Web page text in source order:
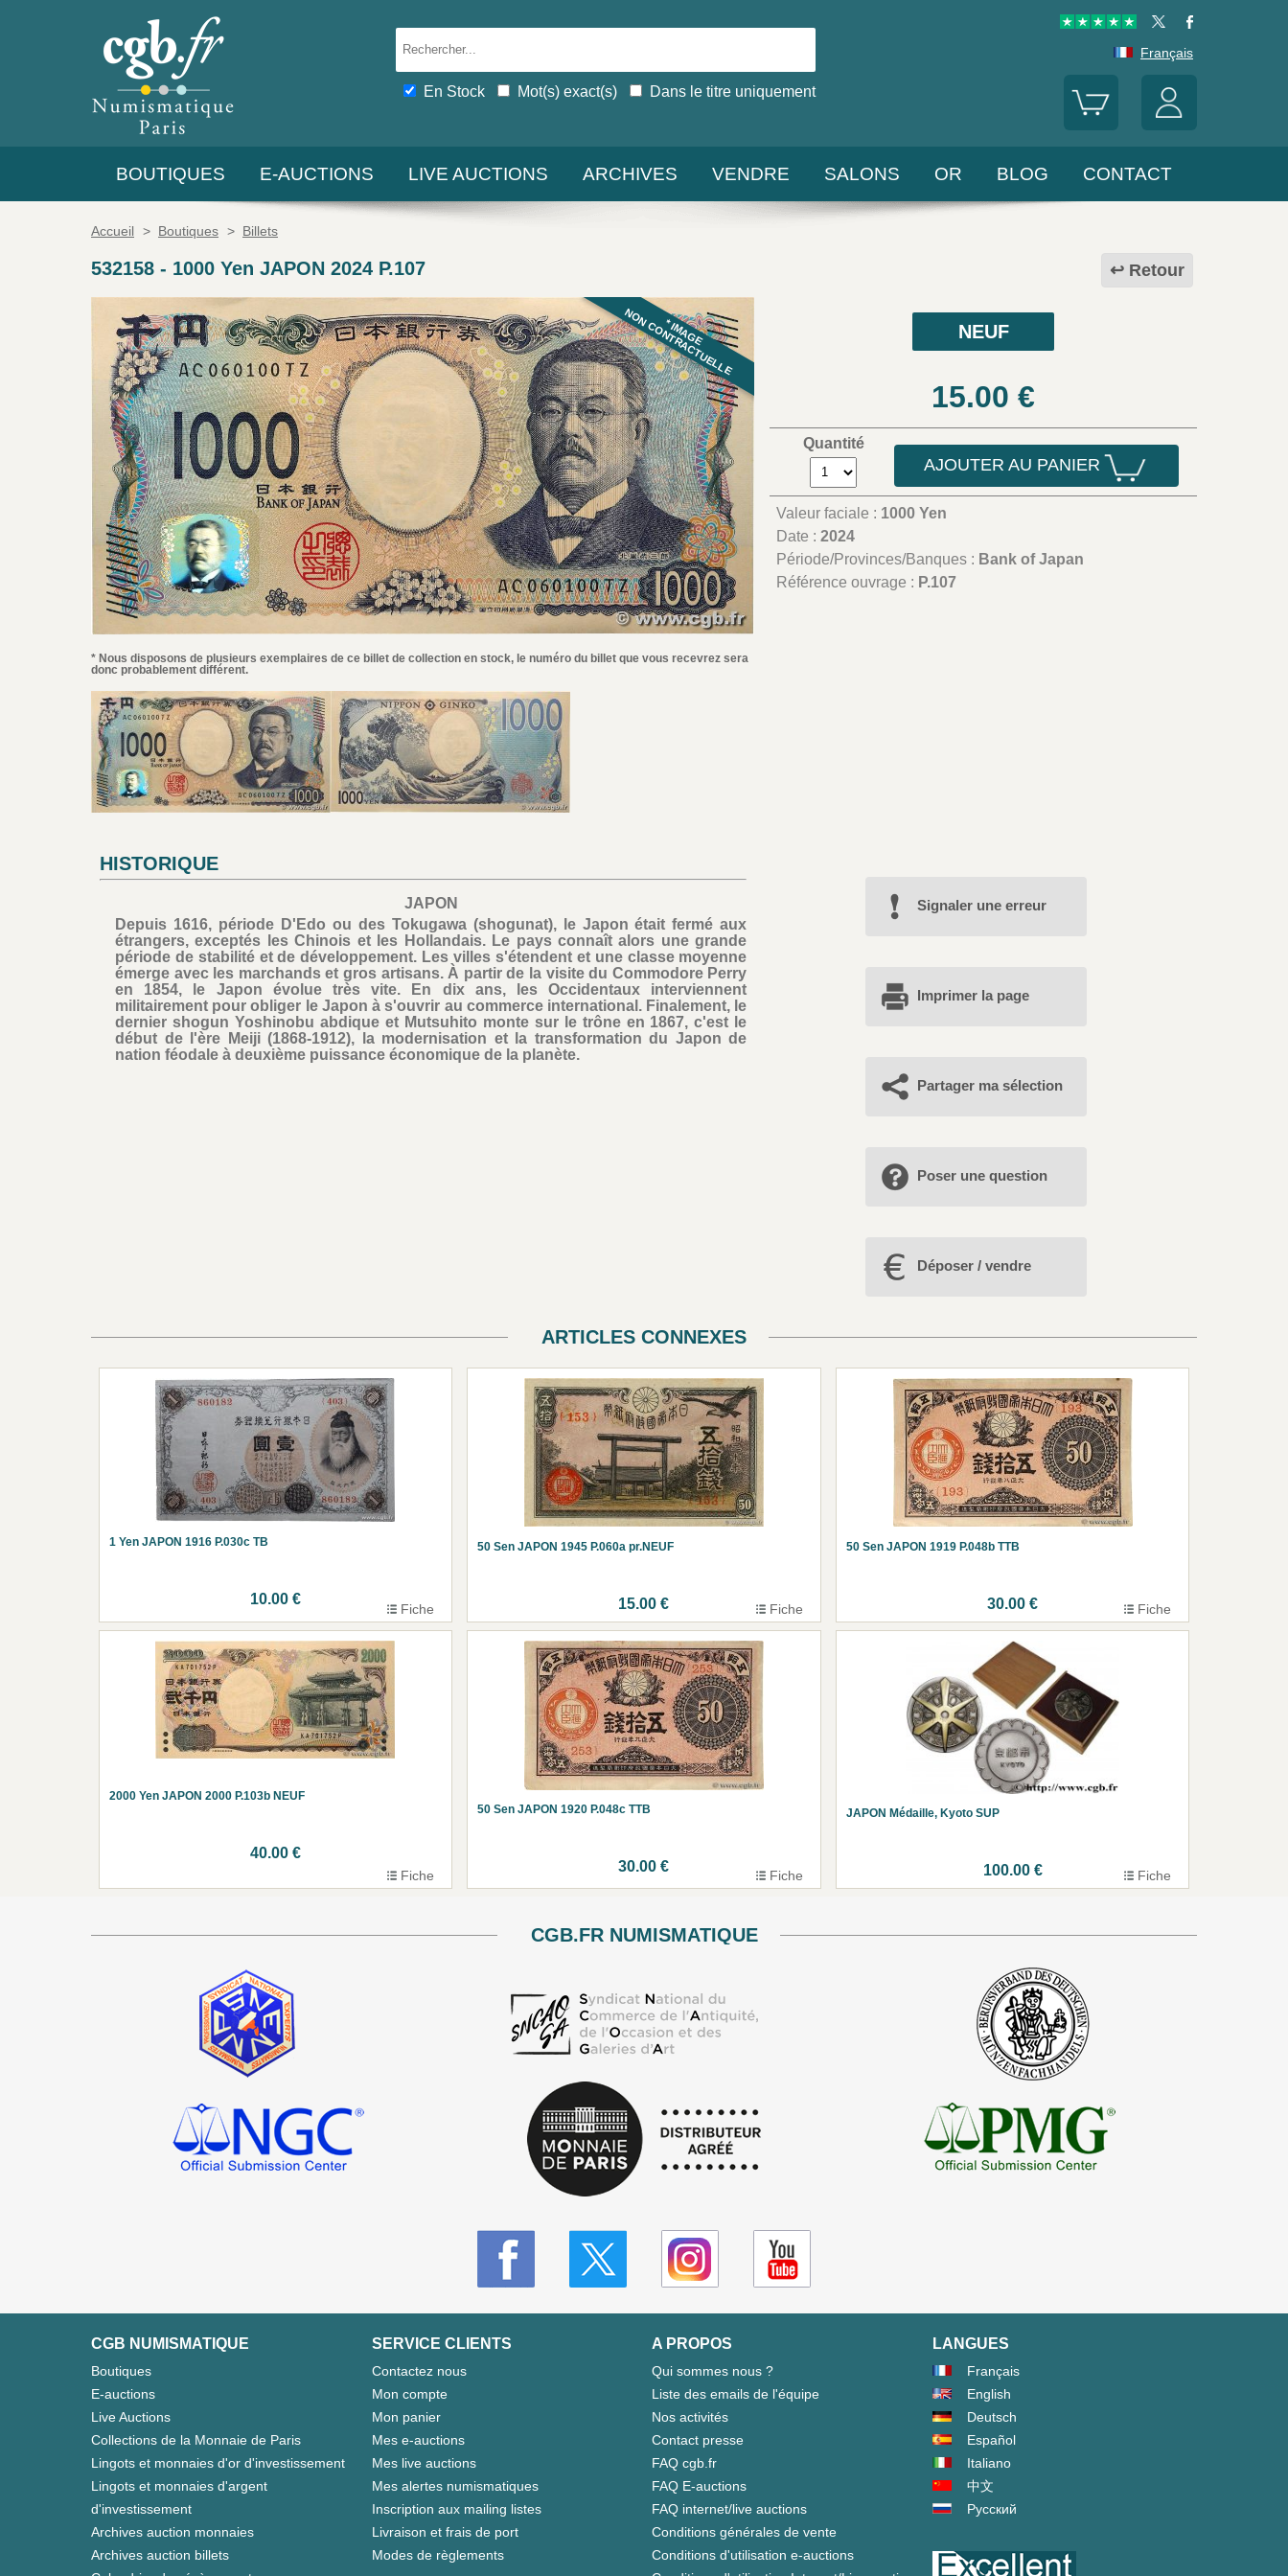
En Stock Mot(s) exact(s) Dans le titre uniquement
Français
BOUTIQUES E-AUCTIONS LIVE AUCTIONS ARCHIVES VENDRE SALONS OR BLOG CONTACT
Accueil > Boutiques > Billets
Retour
532158 - 1000 Yen JAPON 2024 P.107
* IMAGE
NON CONTRACTUELLE
* Nous disposons de plusieurs exemplaires de ce billet de collection en stock, le numéro du billet que vous recevrez sera
donc probablement différent.
NEUF
15.00 €
Quantité
AJOUTER AU PANIER
Valeur faciale : 1000 Yen
Date :2024
Période/Provinces/Banques : Bank of Japan
Référence ouvrage : P.107
HISTORIQUE
JAPON
Depuis 1616, période D'Edo ou des Tokugawa (shogunat), le Japon était fermé aux
étrangers, exceptés les Chinois et les Hollandais. Le pays connaît alors une grande
période de stabilité et de développement. Les villes s'étendent et une classe moyenne
émerge avec les marchands et gros artisans. À partir de la visite du Commodore Perry
en 1854, le Japon évolue très vite. En dix ans, les Occidentaux interviennent
militairement pour obliger le Japon à s'ouvrir au commerce international. Finalement, le
dernier shogun Yoshinobu abdique et Mutsuhito monte sur le trône en 1867, c'est le
début de l'ère Meiji (1868-1912), la modernisation et la transformation du Japon de
nation féodale à deuxième puissance économique de la planète.
Signaler une erreur
Imprimer la page
Partager ma sélection
Poser une question
Déposer / vendre
ARTICLES CONNEXES
1 Yen JAPON 1916 P.030c TB
10.00 €
Fiche
50 Sen JAPON 1945 P.060a pr.NEUF
15.00 € Fiche
50 Sen JAPON 1919 P.048b TTB
30.00 € Fiche
2000 Yen JAPON 2000 P.103b NEUF
40.00 €
Fiche
50 Sen JAPON 1920 P.048c TTB
30.00 €
Fiche
JAPON Médaille, Kyoto SUP
100.00 € Fiche
CGB.FR NUMISMATIQUE
CGB NUMISMATIQUE
Boutiques
E-auctions
Live Auctions
Collections de la Monnaie de Paris
Lingots et monnaies d'or d'investissement
Lingots et monnaies d'argent
d'investissement
Archives auction monnaies
Archives auction billets
SERVICE CLIENTS
Contactez nous
Mon compte
Mon panier
Mes e-auctions
Mes live auctions
Mes alertes numismatiques
Inscription aux mailing listes
Livraison et frais de port
Modes de règlements
A PROPOS
Qui sommes nous ?
Liste des emails de l'équipe
Nos activités
Contact presse
FAQ cgb.fr
FAQ E-auctions
FAQ internet/live auctions
Conditions générales de vente
Conditions d'utilisation e-auctions
LANGUES
Français
English
Deutsch
Español
Italiano
中文
Русский